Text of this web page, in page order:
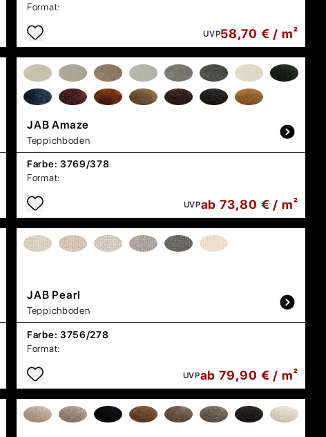
Format:
UVP58,70 € / m²
JABAmaze
Teppichboden
Farbe: 3769/378
Format:
UVPab 73,80 € / m²
JAB Pearl
Teppichboden
Farbe: 3756/278
Format:
UVPab 79,90 € / m²